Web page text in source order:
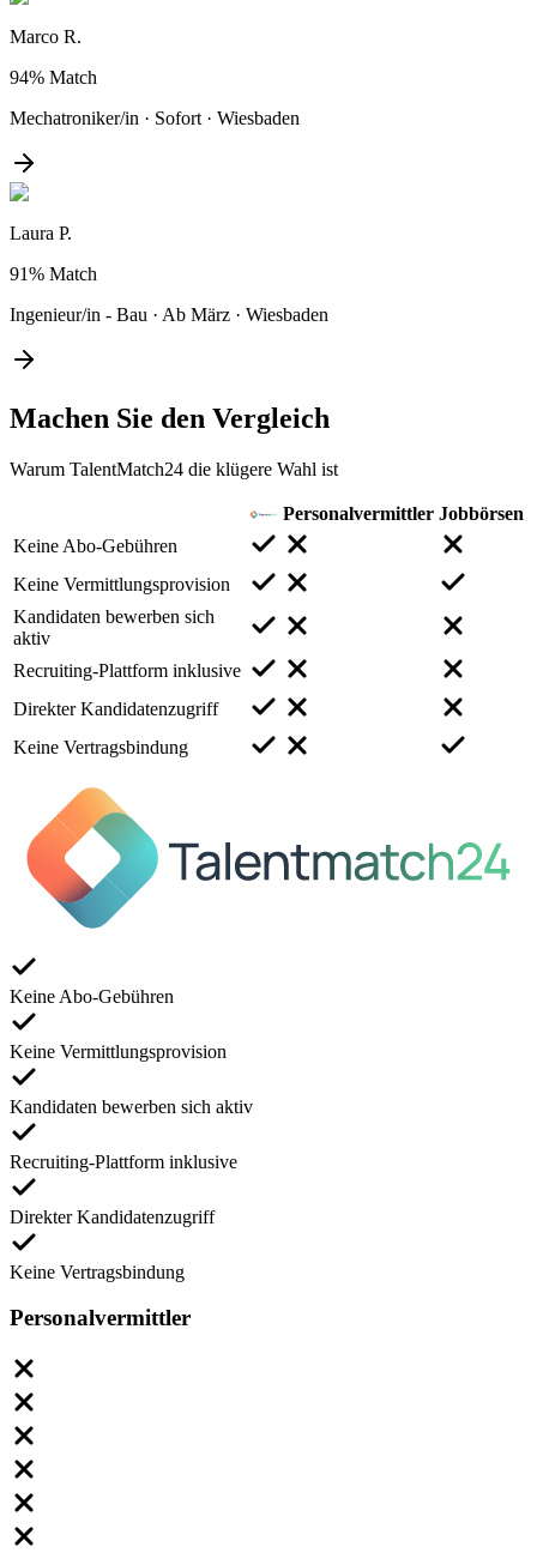
Marco R.
94% Match
Mechatroniker/in · Sofort · Wiesbaden
Laura P.
91% Match
Ingenieur/in - Bau · Ab März · Wiesbaden
Machen Sie den Vergleich
Warum TalentMatch24 die klügere Wahl ist
Personalvermittler Jobbörsen
Keine Abo-Gebühren
Keine Vermittlungsprovision
Kandidaten bewerben sich
aktiv
Recruiting-Plattform inklusive
Direkter Kandidatenzugriff
Keine Vertragsbindung
Keine Abo-Gebühren
Keine Vermittlungsprovision
Kandidaten bewerben sich aktiv
Recruiting-Plattform inklusive
Direkter Kandidatenzugriff
Keine Vertragsbindung
Personalvermittler